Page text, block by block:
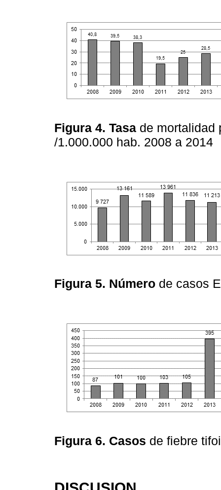
Figura 4. Tasa de mortalidad
/1.000.000 hab. 2008 a 2014
Figura 5. Número de casos
Figura 6. Casos de fiebre